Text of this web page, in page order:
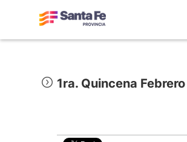
1ra. Quincena